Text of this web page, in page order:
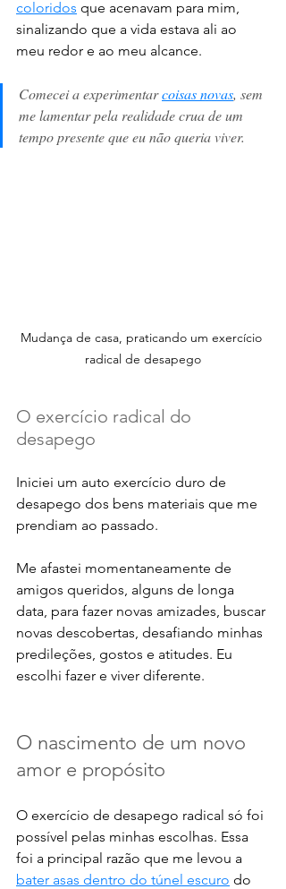
coloridos que acenavam para mim,
sinalizando que a vida estava ali ao
meu redor e ao meu alcance.
Comecei a experimentar coisas novas, sem
me lamentar pela realidade crua de um
tempo presente que eu não queria viver.
Mudança de casa, praticando um exercício
radical de desapego
O exercício radical do
desapego
Iniciei um auto exercício duro de
desapego dos bens materiais que me
prendiam ao passado.
Me afastei momentaneamente de
amigos queridos, alguns de longa
data, para fazer novas amizades, buscar
novas descobertas, desafiando minhas
predileções, gostos e atitudes. Eu
escolhi fazer e viver diferente.
O nascimento de um novo
amor e propósito
O exercício de desapego radical só foi
possível pelas minhas escolhas. Essa
foi a principal razão que me levou a
bater asas dentro do túnel escuro do